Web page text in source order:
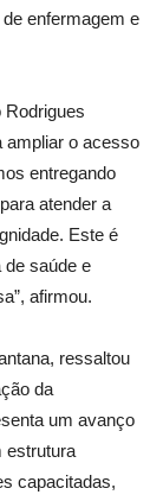
enfermagem e
Rodrigues
ampliar o acesso
entregando
atender a
Este é
de saúde e
afirmou.
ressaltou
da
um avanço
estrutura
capacitadas,